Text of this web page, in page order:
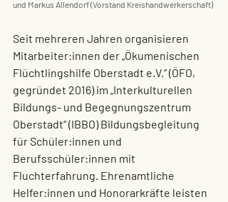
und Markus Allendorf (Vorstand Kreishandwerkerschaft)
Seit mehreren Jahren organisieren
Mitarbeiter:innen der „Ökumenischen
Flüchtlingshilfe Oberstadt e.V.“ (ÖFO,
gegründet 2016) im „Interkulturellen
Bildungs- und Begegnungszentrum
Oberstadt“ (IBBO) Bildungsbegleitung
für Schüler:innen und
Berufsschüler:innen mit
Fluchterfahrung. Ehrenamtliche
Helfer:innen und Honorarkräfte leisten